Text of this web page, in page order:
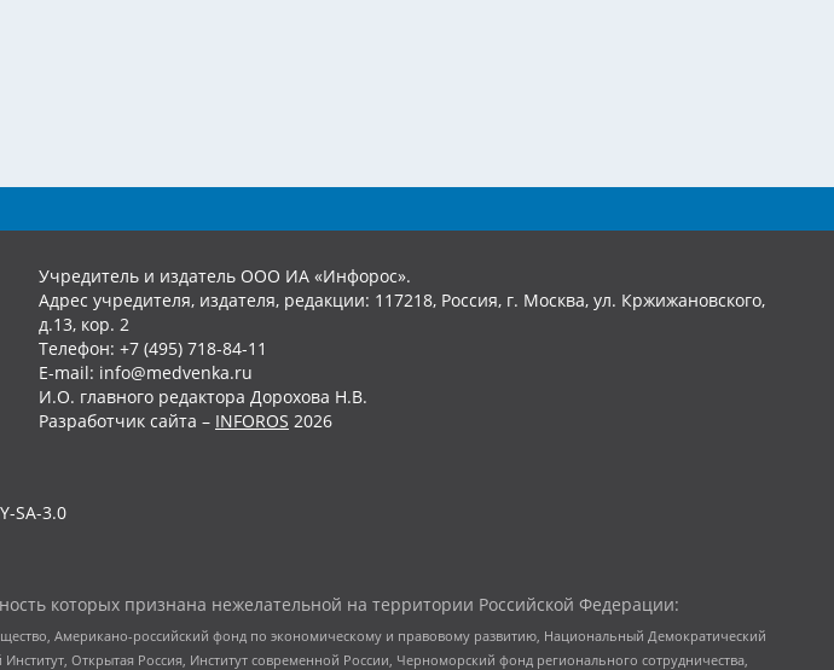
Учредитель и издатель ООО ИА «Инфорос».
Адрес учредителя, издателя, редакции: 117218, Россия, г. Москва, ул. Кржижановского,
д.13, кор. 2
Телефон: +7 (495) 718-84-11
E-mail: info@medvenka.ru
И.О. главного редактора Дорохова Н.В.
Разработчик сайта – INFOROS 2026
SA-3.0
которых признана нежелательной на территории Российской Федерации:
Американо-российский фонд по экономическому и правовому развитию, Национальный Демократический
Открытая Россия, Институт современной России, Черноморский фонд регионального сотрудничества,